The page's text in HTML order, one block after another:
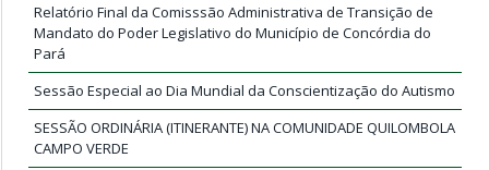
Relatório Final da Comisssão Administrativa de Transição de
Mandato do Poder Legislativo do Município de Concórdia do
Pará
Sessão Especial ao Dia Mundial da Conscientização do Autismo
SESSÃO ORDINÁRIA (ITINERANTE) NA COMUNIDADE QUILOMBOLA
CAMPO VERDE